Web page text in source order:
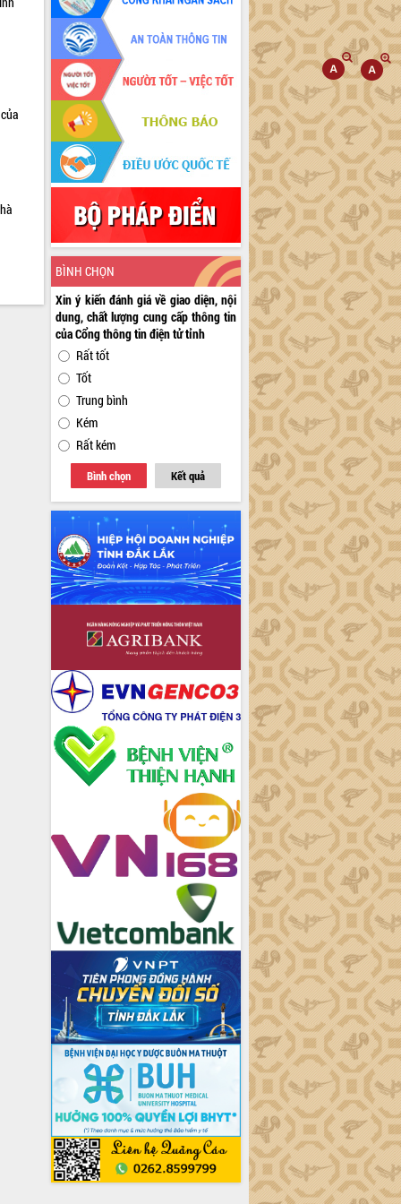
BÌNH CHỌN
Xin ý kiến đánh giá về giao diện, nội
dung, chất lượng cung cấp thông tin
của Cổng thông tin điện tử tỉnh
Rất tốt
Tốt
Trung bình
Kém
Rất kém
Bình chọn Kết quả